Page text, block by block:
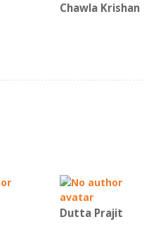
Chawla Krishan
Dutta Prajit